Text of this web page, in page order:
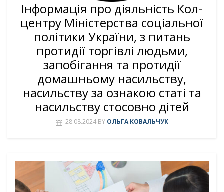
Інформація про діяльність Кол-
центру Міністерства соціальної
політики України, з питань
протидії торгівлі людьми,
запобігання та протидії
домашньому насильству,
насильству за ознакою статі та
насильству стосовно дітей
28.08.2024 BY ОЛЬГА КОВАЛЬЧУК